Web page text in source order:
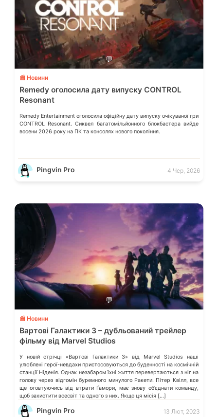
💬
📰 Новини
Remedy оголосила дату випуску CONTROL
Resonant
Remedy Entertainment оголосила офіційну дату випуску очікуваної гри
CONTROL Resonant. Сиквел багатомільйонного блокбастера вийде
восени 2026 року на ПК та консолях нового покоління.
Pingvin Pro 4 Чер, 2026
💬
📰 Новини
Вартові Галактики 3 – дубльований трейлер
фільму від Marvel Studios
У новій стрічці «Вартові Галактики 3» від Marvel Studios наші
улюблені герої-невдахи пристосовуються до буденності на космічній
станції Ніденія. Однак незабаром їхні життя перевертаються з ніг на
голову через відгомін буремного минулого Ракети. Пітер Квілл, все
ще оговтуючись від втрати Ґамори, має знову об’єднати команду,
щоб захистити всесвіт та одного з них. Якщо ця місія […]
Pingvin Pro 13 Лют, 2023